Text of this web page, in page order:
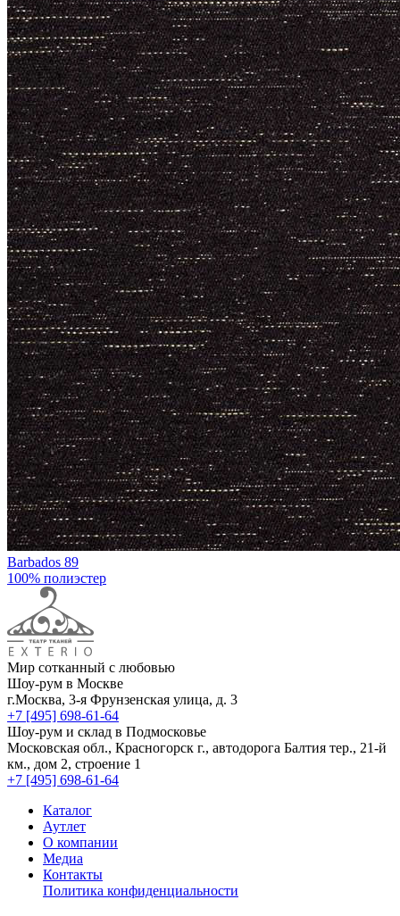
Barbados 89
100% полиэстер
Мир сотканный с любовью
Шоу-рум в Москве
г.Москва, 3-я Фрунзенская улица, д. 3
+7 [495] 698-61-64
Шоу-рум и склад в Подмосковье
Московская обл., Красногорск г., автодорога Балтия тер., 21-й
км., дом 2, строение 1
+7 [495] 698-61-64
Каталог
Аутлет
О компании
Медиа
Контакты
Политика конфиденциальности